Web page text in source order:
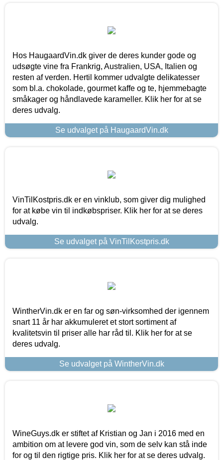
Hos HaugaardVin.dk giver de deres kunder gode og
udsøgte vine fra Frankrig, Australien, USA, Italien og
resten af verden. Hertil kommer udvalgte delikatesser
som bl.a. chokolade, gourmet kaffe og te, hjemmebagte
småkager og håndlavede karameller. Klik her for at se
deres udvalg.
Se udvalget på HaugaardVin.dk
VinTilKostpris.dk er en vinklub, som giver dig mulighed
for at købe vin til indkøbspriser. Klik her for at se deres
udvalg.
Se udvalget på VinTilKostpris.dk
WintherVin.dk er en far og søn-virksomhed der igennem
snart 11 år har akkumuleret et stort sortiment af
kvalitetsvin til priser alle har råd til. Klik her for at se
deres udvalg.
Se udvalget på WintherVin.dk
WineGuys.dk er stiftet af Kristian og Jan i 2016 med en
ambition om at levere god vin, som de selv kan stå inde
for og til den rigtige pris. Klik her for at se deres udvalg.